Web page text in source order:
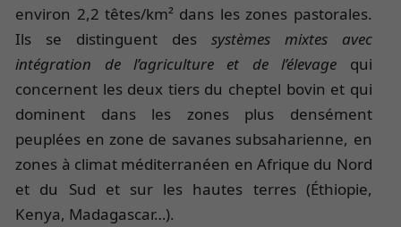
environ 2,2 têtes/km² dans les zones pastorales.
Ils se distinguent des systèmes mixtes avec
intégration de l’agriculture et de l’élevage qui
concernent les deux tiers du cheptel bovin et qui
dominent dans les zones plus densément
peuplées en zone de savanes subsaharienne, en
zones à climat méditerranéen en Afrique du Nord
et du Sud et sur les hautes terres (Éthiopie,
Kenya, Madagascar…).